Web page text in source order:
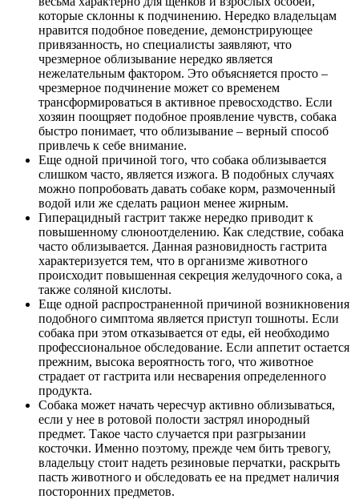
которые склонны к подчинению. Нередко владельцам
нравится подобное поведение, демонстрирующее
привязанность, но специалисты заявляют, что
чрезмерное облизывание нередко является
нежелательным фактором. Это объясняется просто –
чрезмерное подчинение может со временем
трансформироваться в активное превосходство. Если
хозяин поощряет подобное проявление чувств, собака
быстро понимает, что облизывание – верный способ
привлечь к себе внимание.
Еще одной причиной того, что собака облизывается
слишком часто, является изжога. В подобных случаях
можно попробовать давать собаке корм, размоченный
водой или же сделать рацион менее жирным.
Гиперацидный гастрит также нередко приводит к
повышенному слюноотделению. Как следствие, собака
часто облизывается. Данная разновидность гастрита
характеризуется тем, что в организме животного
происходит повышенная секреция желудочного сока, а
также соляной кислоты.
Еще одной распространенной причиной возникновения
подобного симптома является приступ тошноты. Если
собака при этом отказывается от еды, ей необходимо
профессиональное обследование. Если аппетит остается
прежним, высока вероятность того, что животное
страдает от гастрита или несварения определенного
продукта.
Собака может начать чересчур активно облизываться,
если у нее в ротовой полости застрял инородный
предмет. Такое часто случается при разгрызании
косточки. Именно поэтому, прежде чем бить тревогу,
владельцу стоит надеть резиновые перчатки, раскрыть
пасть животного и обследовать ее на предмет наличия
посторонних предметов.